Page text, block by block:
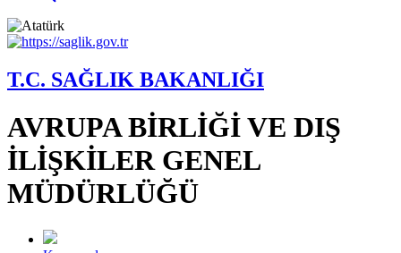
T.C. SAĞLIK BAKANLIĞI
AVRUPA BİRLİĞİ VE DIŞ
İLİŞKİLER GENEL
MÜDÜRLÜĞÜ